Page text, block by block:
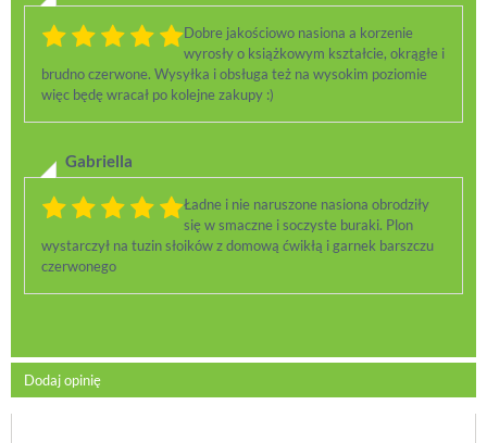
Dobre jakościowo nasiona a korzenie
wyrosły o książkowym kształcie, okrągłe i
brudno czerwone. Wysyłka i obsługa też na wysokim poziomie
więc będę wracał po kolejne zakupy :)
Gabriella
Ładne i nie naruszone nasiona obrodziły
się w smaczne i soczyste buraki. Plon
wystarczył na tuzin słoików z domową ćwikłą i garnek barszczu
czerwonego
Dodaj opinię